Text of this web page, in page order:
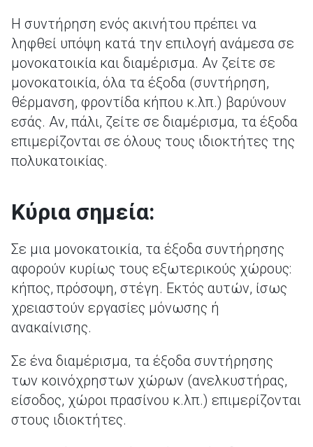
Η συντήρηση ενός ακινήτου πρέπει να
ληφθεί υπόψη κατά την επιλογή ανάμεσα σε
μονοκατοικία και διαμέρισμα. Αν ζείτε σε
μονοκατοικία, όλα τα έξοδα (συντήρηση,
θέρμανση, φροντίδα κήπου κ.λπ.) βαρύνουν
εσάς. Αν, πάλι, ζείτε σε διαμέρισμα, τα έξοδα
επιμερίζονται σε όλους τους ιδιοκτήτες της
πολυκατοικίας.
Κύρια σημεία:
Σε μια μονοκατοικία, τα έξοδα συντήρησης
αφορούν κυρίως τους εξωτερικούς χώρους:
κήπος, πρόσοψη, στέγη. Εκτός αυτών, ίσως
χρειαστούν εργασίες μόνωσης ή
ανακαίνισης.
Σε ένα διαμέρισμα, τα έξοδα συντήρησης
των κοινόχρηστων χώρων (ανελκυστήρας,
είσοδος, χώροι πρασίνου κ.λπ.) επιμερίζονται
στους ιδιοκτήτες.